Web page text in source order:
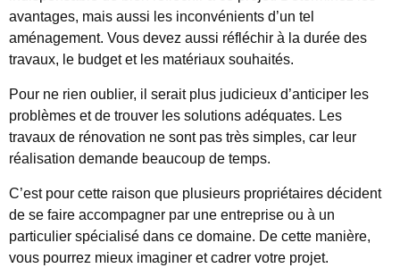
avantages, mais aussi les inconvénients d’un tel
aménagement. Vous devez aussi réfléchir à la durée des
travaux, le budget et les matériaux souhaités.
Pour ne rien oublier, il serait plus judicieux d’anticiper les
problèmes et de trouver les solutions adéquates. Les
travaux de rénovation ne sont pas très simples, car leur
réalisation demande beaucoup de temps.
C’est pour cette raison que plusieurs propriétaires décident
de se faire accompagner par une entreprise ou à un
particulier spécialisé dans ce domaine. De cette manière,
vous pourrez mieux imaginer et cadrer votre projet.